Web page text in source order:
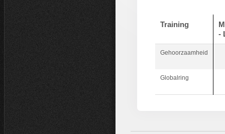
Training
-
Gehoorzaamheid
Globalring